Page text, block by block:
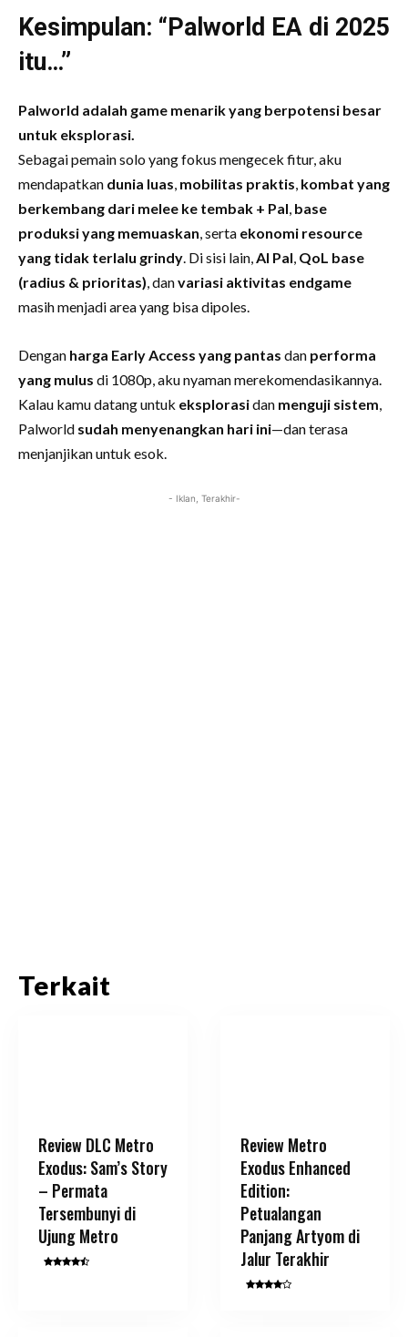
Kesimpulan: “Palworld EA di 2025
itu…”
Palworld adalah game menarik yang berpotensi besar
untuk eksplorasi.
Sebagai pemain solo yang fokus mengecek fitur, aku
mendapatkan dunia luas, mobilitas praktis, kombat yang
berkembang dari melee ke tembak + Pal, base
produksi yang memuaskan, serta ekonomi resource
yang tidak terlalu grindy. Di sisi lain,AI Pal, QoL base
(radius & prioritas), danvariasi aktivitas endgame
masih menjadi area yang bisa dipoles.
Dengan harga Early Access yang pantas dan performa
yang mulus di 1080p, aku nyaman merekomendasikannya.
Kalau kamu datang untuk eksplorasidan menguji sistem,
Palworld sudah menyenangkan hari ini—dan terasa
menjanjikan untuk esok.
- Iklan, Terakhir-
Terkait
Review DLC Metro
Exodus: Sam’s Story
– Permata
Tersembunyi di
Ujung Metro
Review Metro
Exodus Enhanced
Edition:
Petualangan
Panjang Artyom di
Jalur Terakhir